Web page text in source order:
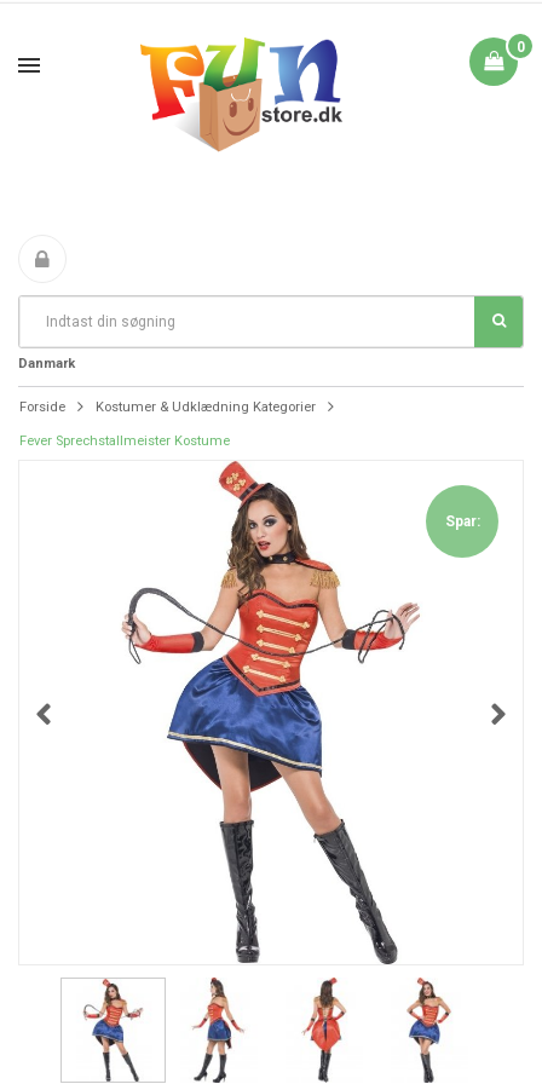
0
Fri Fragt fra 199 i
Danmark
DAG TIL DAG LEVERING
Forside Kostumer & Udklædning Kategorier
Fever Sprechstallmeister Kostume
Spar: